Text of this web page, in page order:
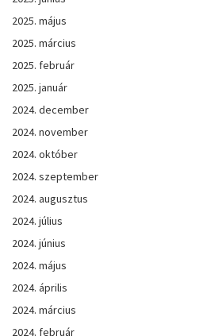
2025. május
2025. március
2025. február
2025. január
2024. december
2024. november
2024. október
2024. szeptember
2024. augusztus
2024. július
2024. június
2024. május
2024. április
2024. március
2024. február